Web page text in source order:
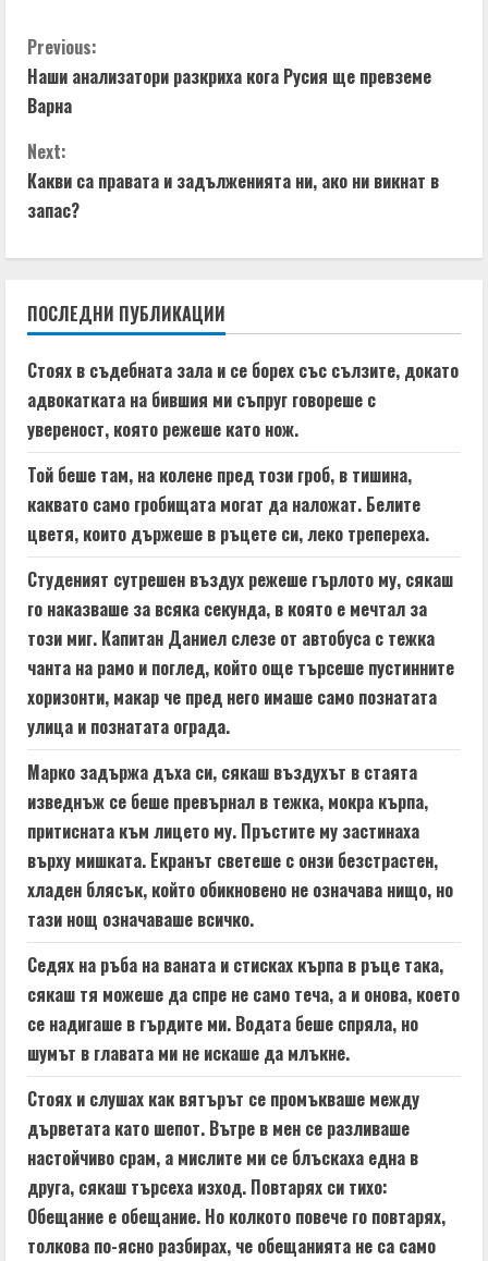
C
o
n
t
u
e
R
e
a
d
i
n
g
Previous:
Наши анализатори разкриха кога Русия ще превземе
Варна
Next:
Какви са правата и задълженията ни, ако ни викнат в
запас?
ПОСЛЕДНИ ПУБЛИКАЦИИ
Стоях в съдебната зала и се борех със сълзите, докато
адвокатката на бившия ми съпруг говореше с
увереност, която режеше като нож.
Той беше там, на колене пред този гроб, в тишина,
каквато само гробищата могат да наложат. Белите
цветя, които държеше в ръцете си, леко трепереха.
Студеният сутрешен въздух режеше гърлото му, сякаш
го наказваше за всяка секунда, в която е мечтал за
този миг. Капитан Даниел слезе от автобуса с тежка
чанта на рамо и поглед, който още търсеше пустинните
хоризонти, макар че пред него имаше само познатата
улица и познатата ограда.
Марко задържа дъха си, сякаш въздухът в стаята
изведнъж се беше превърнал в тежка, мокра кърпа,
притисната към лицето му. Пръстите му застинаха
върху мишката. Екранът светеше с онзи безстрастен,
хладен блясък, който обикновено не означава нищо, но
тази нощ означаваше всичко.
Седях на ръба на ваната и стисках кърпа в ръце така,
сякаш тя можеше да спре не само теча, а и онова, което
се надигаше в гърдите ми. Водата беше спряла, но
шумът в главата ми не искаше да млъкне.
Стоях и слушах как вятърът се промъкваше между
дърветата като шепот. Вътре в мен се разливаше
настойчиво срам, а мислите ми се блъскаха една в
друга, сякаш търсеха изход. Повтарях си тихо:
Обещание е обещание. Но колкото повече го повтарях,
толкова по-ясно разбирах, че обещанията не са само